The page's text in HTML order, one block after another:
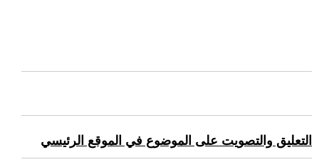
التعليق والتصويت على الموضوع في الموقع الرئيسي